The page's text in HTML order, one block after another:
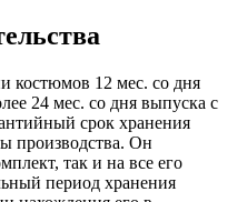
костюмов 12 мес. со дня
24 мес. со дня выпуска с
срок хранения
производства. Он
так и на все его
период хранения